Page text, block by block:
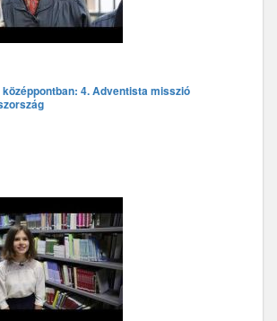
középpontban: 4. Adventista misszió